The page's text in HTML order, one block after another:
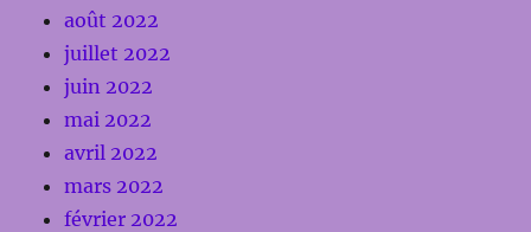
août 2022
juillet 2022
juin 2022
mai 2022
avril 2022
mars 2022
février 2022